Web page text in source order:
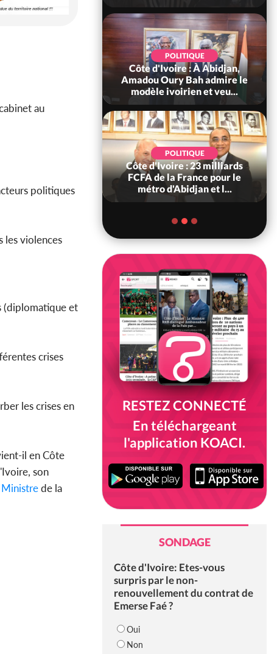
au
politiques
les violences
(diplomatique et
crises
les crises en
il en Côte
son
Ministrede la
: Décrispation ?
Soro a recou...
POLITIQUE
Côte d'Ivoire : À Abidjan,
Amadou Oury Bah admire le
modèle ivoirien et veu...
POLITIQUE
Côte d'Ivoire : 23 milliards
FCFA de la France pour le
métro d'Abidjan et l...
RESTEZ CONNECTÉ
En téléchargeant
l'application KOACI.
SONDAGE
Côte d'Ivoire: Etes-vous
surpris par le non-
renouvellement du contrat de
Emerse Faé ?
Oui
Non